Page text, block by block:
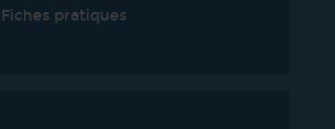
Fiches pratiques